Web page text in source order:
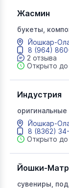
Жасмин
букеты,
корзины,
Йошкар-
8 (964)
2 отзыва
Открыто
Индустрия
логотипов,
срочная
Йошкар-
8 (8362)
Открыто до
Йошки-
сувениры,